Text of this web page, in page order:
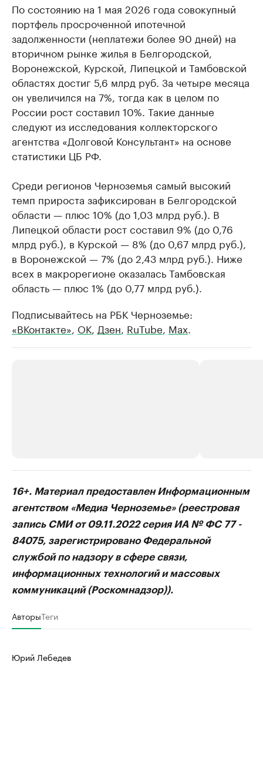
По состоянию на 1 мая 2026 года совокупный
портфель просроченной ипотечной
задолженности (неплатежи более 90 дней) на
вторичном рынке жилья в Белгородской,
Воронежской, Курской, Липецкой и Тамбовской
областях достиг 5,6 млрд руб. За четыре месяца
он увеличился на 7%, тогда как в целом по
России рост составил 10%. Такие данные
следуют из исследования коллекторского
агентства «Долговой Консультант» на основе
статистики ЦБ РФ.
Среди регионов Черноземья самый высокий
темп прироста зафиксирован в Белгородской
области — плюс 10% (до 1,03 млрд руб.). В
Липецкой области рост составил 9% (до 0,76
млрд руб.), в Курской — 8% (до 0,67 млрд руб.),
в Воронежской — 7% (до 2,43 млрд руб.). Ниже
всех в макрорегионе оказалась Тамбовская
область — плюс 1% (до 0,77 млрд руб.).
Подписывайтесь на РБК Черноземье:
«ВКонтакте», ОК, Дзен, RuTube, Max.
Делитесь новостями бизнеса на РБК
Управляйте страницей компании и развивайте личные
бренды спикеров бизнеса
Крупнейшие
продавцы
16+. Материал предоставлен Информационным
агентством «Медиа Черноземье» (реестровая
запись СМИ от 09.11.2022 серия ИА № ФС 77 -
84075, зарегистрировано Федеральной
службой по надзору в сфере связи,
информационных технологий и массовых
коммуникаций (Роскомнадзор)).
АвторыТеги
Юрий Лебедев